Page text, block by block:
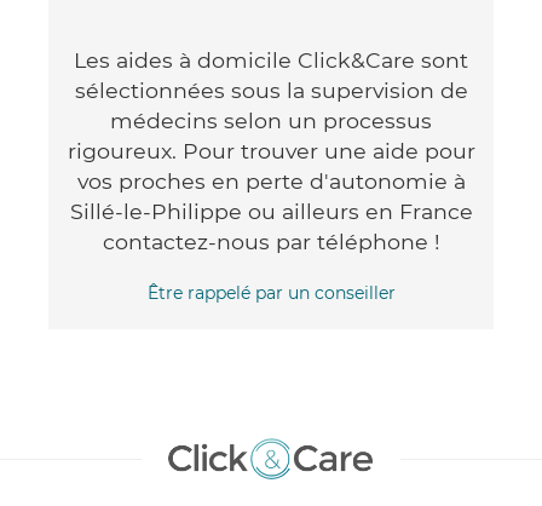
Les aides à domicile Click&Care sont
sélectionnées sous la supervision de
médecins selon un processus
rigoureux. Pour trouver une aide pour
vos proches en perte d'autonomie à
Sillé-le-Philippe ou ailleurs en France
contactez-nous par téléphone !
Être rappelé par un conseiller